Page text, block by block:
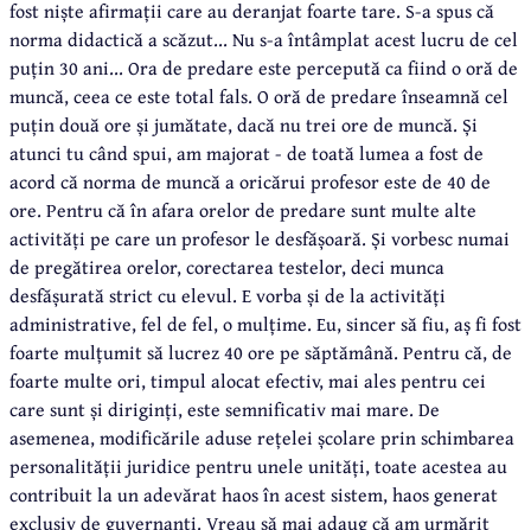
fost niște afirmații care au deranjat foarte tare. S-a spus că
norma didactică a scăzut... Nu s-a întâmplat acest lucru de cel
puțin 30 ani... Ora de predare este percepută ca fiind o oră de
muncă, ceea ce este total fals. O oră de predare înseamnă cel
puțin două ore și jumătate, dacă nu trei ore de muncă. Și
atunci tu când spui, am majorat - de toată lumea a fost de
acord că norma de muncă a oricărui profesor este de 40 de
ore. Pentru că în afara orelor de predare sunt multe alte
activități pe care un profesor le desfășoară. Și vorbesc numai
de pregătirea orelor, corectarea testelor, deci munca
desfășurată strict cu elevul. E vorba și de la activități
administrative, fel de fel, o mulțime. Eu, sincer să fiu, aș fi fost
foarte mulțumit să lucrez 40 ore pe săptămână. Pentru că, de
foarte multe ori, timpul alocat efectiv, mai ales pentru cei
care sunt și diriginți, este semnificativ mai mare. De
asemenea, modificările aduse rețelei școlare prin schimbarea
personalității juridice pentru unele unități, toate acestea au
contribuit la un adevărat haos în acest sistem, haos generat
exclusiv de guvernanți. Vreau să mai adaug că am urmărit